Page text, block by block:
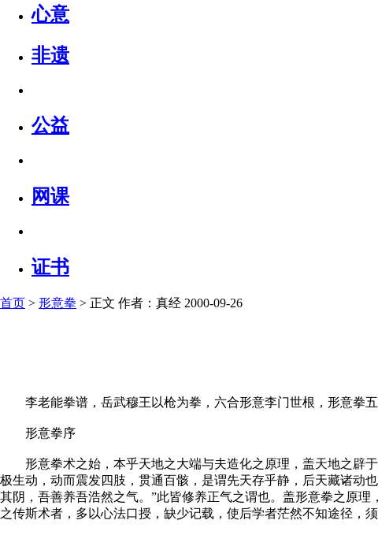
心意
非遗
公益
网课
证书
首页 > 形意拳 > 正文 作者：真经 2000-09-26
李老能拳谱，岳武穆王以枪为拳，六合形意李门世根，形意拳五
形意拳序
形意拳术之始，本乎天地之大端与夫造化之原理，盖天地之辟于
极生动，动而震发四肢，贯通百骸，是谓先天存乎静，后天藏诸动
其阴，吾善养吾浩然之气。”此皆修养正气之谓也。盖形意拳之原
之传斯术者，多以心法口授，缺少记载，使后学者茫然不知途径，